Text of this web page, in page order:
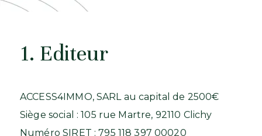
1. Editeur
ACCESS4IMMO, SARL au capital de 2500€
Siège social : 105 rue Martre, 92110 Clichy
Numéro SIRET : 795 118 397 00020